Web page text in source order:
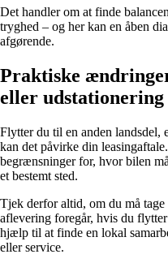
Det handler om at finde
tryghed – og her kan en åben
afgørende.
Praktiske
eller udstationering
Flytter du til en anden landsdel,
kan det påvirke din
begrænsninger for, hvor bilen
et bestemt sted.
Tjek derfor altid, om du må
aflevering foregår, hvis du
hjælp til at finde en lokal
eller service.